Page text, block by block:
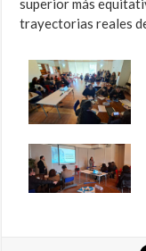
superior más
trayectorias reales